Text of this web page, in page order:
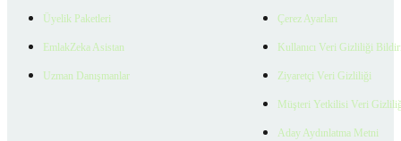
Üyelik Paketleri
EmlakZeka Asistan
Uzman Danışmanlar
Çerez Ayarları
Kullanıcı Veri Gizliliği
Ziyaretçi Veri Gizliliği
Müşteri Yetkilisi Veri
Aday Aydınlatma Metni